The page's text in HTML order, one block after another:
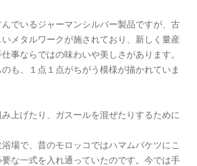
でいるジャーマンシルバー製品ですが、古
メタルワークが施されており、新しく量産
事ならではの味わいや美しさがあります。
も、１点１点がちがう模様が描かれていま
上げたり、ガスールを混ぜたりするために
場で、昔のモロッコではハマムバケツにこ
な一式を入れ通っていたのです。今では手